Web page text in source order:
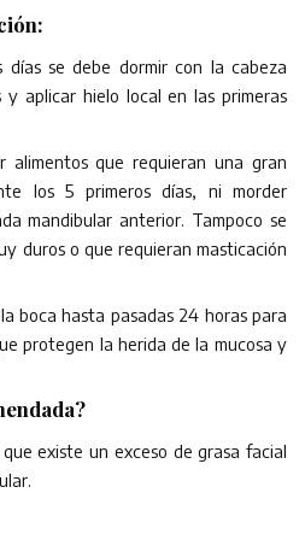
se debe dormir con la cabeza
y aplicar hielo local en las primeras
alimentos que requieran una gran
los 5 primeros días, ni morder
mandibular anterior. Tampoco se
duros o que requieran masticación
boca hasta pasadas 24 horas para
protegen la herida de la mucosa y
existe un exceso de grasa facial